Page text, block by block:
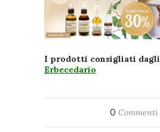
I prodotti consigliati dagli
Erbecedario
0 Commenti